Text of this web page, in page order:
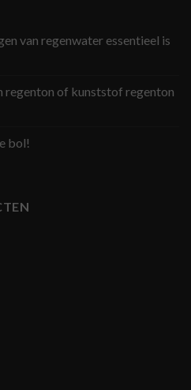
van regenwater essentieel is
regenton of kunststof regenton
bol!